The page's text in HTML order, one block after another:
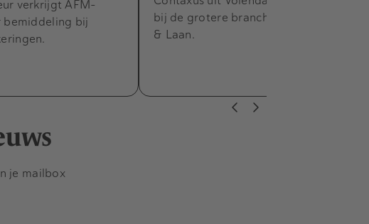
verkrijgt AFM-
bemiddeling bij
bij de grotere branchegenoot De Jong
& Laan.
je mailbox